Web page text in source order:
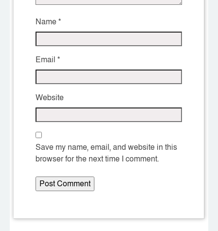
Name*
Email *
Website
Save my name, email, and website in this
browser for the next time I comment.